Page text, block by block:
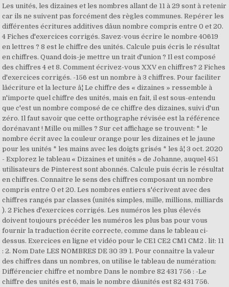
Les unités, les dizaines et les nombres allant de 11 à 29 sont à retenir
car ils ne suivent pas forcément des règles communes. Repérer les
différentes écritures additives dâun nombre compris entre 0 et 20.
4 Fiches d'exercices corrigés. Savez-vous écrire le nombre 40619
en lettres ? 8 est le chiffre des unités. Calcule puis écris le résultat
en chiffres. Quand dois-je mettre un trait d'union ? Il est composé
des chiffres 4 et 8. Comment écrivez-vous XXV en chiffres? 2 Fiches
d'exercices corrigés. -156 est un nombre à 3 chiffres. Pour faciliter
lâécriture et la lecture â¦ Le chiffre des « dizaines » ressemble à
n'importe quel chiffre des unités, mais en fait, il est sous-entendu
que c'est un nombre composé de ce chiffre des dizaines, suivi d'un
zéro. Il faut savoir que cette orthographe révisée est la référence
dorénavant ! Mille ou milles ? Sur cet affichage se trouvent: * le
nombre écrit avec la couleur orange pour les dizaines et le jaune
pour les unités * les mains avec les doigts grisés * les â¦ 3 oct. 2020
- Explorez le tableau « Dizaines et unités » de Johanne, auquel 451
utilisateurs de Pinterest sont abonnés. Calcule puis écris le résultat
en chiffres. Connaitre le sens des chiffres composant un nombre
compris entre 0 et 20. Les nombres entiers s'écrivent avec des
chiffres rangés par classes (unités simples, mille, millions, milliards
). 2 Fiches d'exercices corrigés. Les numéros les plus élevés
doivent toujours précéder les numéros les plus bas pour vous
fournir la traduction écrite correcte, comme dans le tableau ci-
dessus. Exercices en ligne et vidéo pour le CE1 CE2 CM1 CM2 . lit: 11
: 2. Nom Date LES NOMBRES DE 30 39 1. Pour connaitre la valeur
des chiffres dans un nombres, on utilise le tableau de numération:
Différencier chiffre et nombre Dans le nombre 82 431 756 : -Le
chiffre des unités est 6, mais le nombre dâunités est 82 431 756.